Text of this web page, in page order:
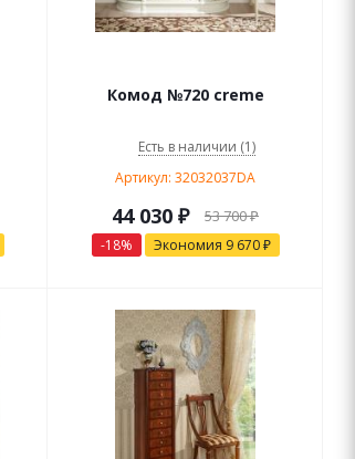
Комод №720 creme
Есть в наличии (1)
Артикул: 32032037DA
44 030 ₽ 53 700₽
-18% Экономия 9 670₽